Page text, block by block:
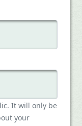
It will only be
your